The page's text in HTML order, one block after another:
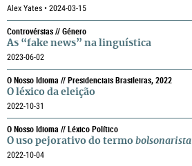
Alex Yates • 2024-03-15
Controvérsias // Género
As “fake news” na linguística
2023-06-02
O Nosso Idioma // Presidenciais Brasileiras, 2022
O léxico da eleição
2022-10-31
O Nosso Idioma // Léxico Político
O uso pejorativo do termo bolsonarista
2022-10-04